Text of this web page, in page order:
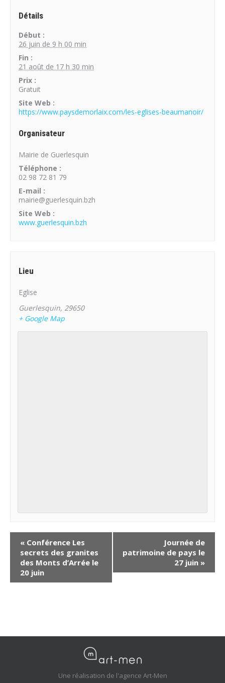
Détails
Début :
26 juin de 9 h 00 min
Fin :
21 août de 17 h 30 min
Prix :
Gratuit
Site Web :
https://www.paysdemorlaix.com/les-eglises-beaumanoir/
Organisateur
Mairie de Guerlesquin
Téléphone :
02 98 72 81 79
E-mail :
mairie@guerlesquin.bzh
Site Web :
www.guerlesquin.bzh
Lieu
Eglise
Guerlesquin, 29650
+ Google Map
« Conférence Les
secrets des granites
des Monts d’Arrée le
20 juin
Journée de
patrimoine de pays le
27 juin »
Une réalisation de l'agence Art-Men